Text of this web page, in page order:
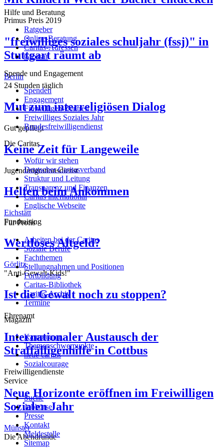
Primus Preis 2019
"freiwilliges soziales schuljahr (fssj)" in
Stuttgart räumt ab
Berlin
24 Stunden täglich
Mut zum interreligiösen Dialog
Gut gepflegt
Keine Zeit für Langeweile
Jugendmigrationsdienst
Helfen beim Ankommen
Eichstätt
Fundraising
Wertloses Altgeld?
Görlitz
"Anti-Gewalt-Kids!"
Ist die Gewalt noch zu stoppen?
Ehrenamt
Internationaler Austausch der
Straffälligenhilfe in Cottbus
Freiwilligendienste
Neue Horizonte eröffnen im Freiwilligen
Sozialen Jahr
Münster
Die Abendrunde
Hilfe und Beratung
Ratgeber
Online-Beratung
Caritas-Adressen
Glossar
Spende und Engagement
Spenden
Engagement
Freiwilligen-Zentren
Freiwilliges Soziales Jahr
Bundesfreiwilligendienst
Die Caritas
Wofür wir stehen
Deutscher Caritasverband
Struktur und Leitung
Transparenz und Finanzen
Caritas international
Englische Webseite
Für Profis
Arbeiten bei der Caritas
Soziale Berufe
Fachthemen
Stellungnahmen und Positionen
Fortbildung
Caritas-Bibliothek
Caritas-Archiv
Termine
Magazin
Kampagnen
Themenschwerpunkte
neue caritas
Sozialcourage
Service
Suche
Jobbörse
Presse
Kontakt
Meldestelle
Sitemap